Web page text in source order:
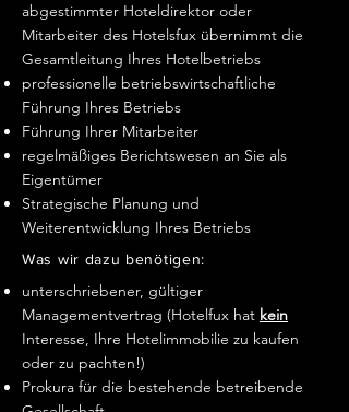
abgestimmter Hoteldirektor oder
Mitarbeiter des Hotelsfux übernimmt die
Gesamtleitung Ihres Hotelbetriebs
professionelle betriebswirtschaftliche
Führung Ihres Betriebs
Führung Ihrer Mitarbeiter
regelmäßiges Berichtswesen an Sie als
Eigentümer
​Strategische Planung und
Weiterentwicklung Ihres Betriebs
Was wir dazu benötigen:
unterschriebener, gültiger
Managementvertrag (Hotelfux hat kein
Interesse, Ihre Hotelimmobilie zu kaufen
oder zu pachten!)
Prokura für die bestehende betreibende